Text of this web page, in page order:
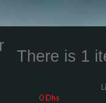
There is 1
0 Dhs